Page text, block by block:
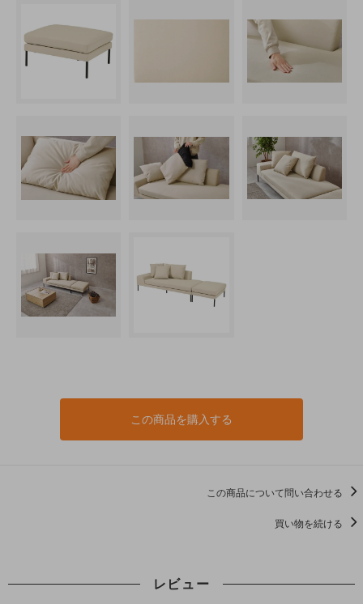
この商品を購入する
この商品について問い合わせる
買い物を続ける
レビュー